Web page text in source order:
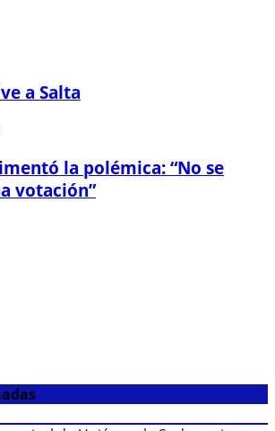
a Salta
la polémica: “No se
votación”